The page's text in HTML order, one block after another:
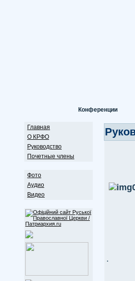
Конференции
Главная
О КРФО
Руководство
Почетные члены
Фото
Аудио
Видео
.